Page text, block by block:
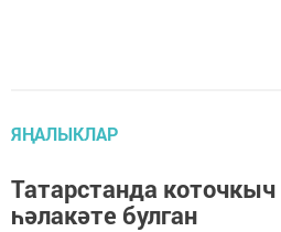
ЯҢАЛЫКЛАР
Татарстанда
һәлакәте булган